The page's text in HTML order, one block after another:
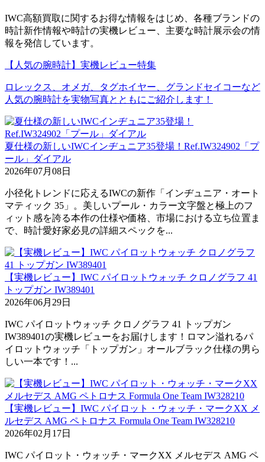
IWC高額買取に関するお得な情報をはじめ、各種ブランドの
時計新作情報や時計の実機レビュー、主要な時計展示会の情
報を発信しています。
【人気の腕時計】実機レビュー特集
ロレックス、オメガ、タグホイヤー、グランドセイコーなど
人気の腕時計を実物写真とともにご紹介します！
夏仕様の新しいIWCインヂュニア35登場！Ref.IW324902「プ
ール」ダイアル
2026年07月08日
小径化トレンドに応えるIWCの新作「インヂュニア・オート
マティック 35」。美しいプール・カラー文字盤と極上のフ
ィット感を誇る本作の仕様や価格、市場における立ち位置ま
で、時計愛好家必見の詳細スペックを...
【実機レビュー】IWC パイロットウォッチ クロノグラフ 41
トップガン IW389401
2026年06月29日
IWC パイロットウォッチ クロノグラフ 41 トップガン
IW389401の実機レビューをお届けします！ロマン溢れるパ
イロットウォッチ「トップガン」オールブラック仕様の男ら
しい一本です！...
【実機レビュー】IWC パイロット・ウォッチ・マークXX メ
ルセデス AMG ペトロナス Formula One Team IW328210
2026年02月17日
IWC パイロット・ウォッチ・マークXX メルセデス AMG ペ